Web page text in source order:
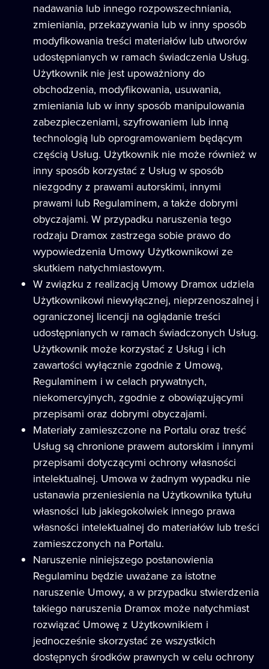
nadawania lub innego rozpowszechniania,
zmieniania, przekazywania lub w inny sposób
modyfikowania treści materiałów lub utworów
udostępnianych w ramach świadczenia Usług.
Użytkownik nie jest upoważniony do
obchodzenia, modyfikowania, usuwania,
zmieniania lub w inny sposób manipulowania
zabezpieczeniami, szyfrowaniem lub inną
technologią lub oprogramowaniem będącym
częścią Usług. Użytkownik nie może również w
inny sposób korzystać z Usług w sposób
niezgodny z prawami autorskimi, innymi
prawami lub Regulaminem, a także dobrymi
obyczajami. W przypadku naruszenia tego
rodzaju Dramox zastrzega sobie prawo do
wypowiedzenia Umowy Użytkownikowi ze
skutkiem natychmiastowym.
W związku z realizacją Umowy Dramox udziela
Użytkownikowi niewyłącznej, nieprzenoszalnej i
ograniczonej licencji na oglądanie treści
udostępnianych w ramach świadczonych Usług.
Użytkownik może korzystać z Usług i ich
zawartości wyłącznie zgodnie z Umową,
Regulaminem i w celach prywatnych,
niekomercyjnych, zgodnie z obowiązującymi
przepisami oraz dobrymi obyczajami.
Materiały zamieszczone na Portalu oraz treść
Usług są chronione prawem autorskim i innymi
przepisami dotyczącymi ochrony własności
intelektualnej. Umowa w żadnym wypadku nie
ustanawia przeniesienia na Użytkownika tytułu
własności lub jakiegokolwiek innego prawa
własności intelektualnej do materiałów lub treści
zamieszczonych na Portalu.
Naruszenie niniejszego postanowienia
Regulaminu będzie uważane za istotne
naruszenie Umowy, a w przypadku stwierdzenia
takiego naruszenia Dramox może natychmiast
rozwiązać Umowę z Użytkownikiem i
jednocześnie skorzystać ze wszystkich
dostępnych środków prawnych w celu ochrony